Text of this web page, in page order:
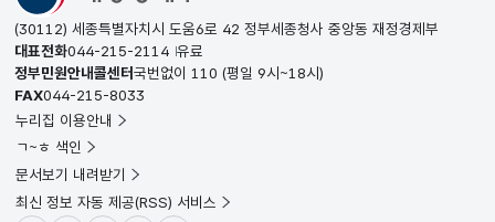
(30112) 세종특별자치시 도움6로 42 정부세종청사 중앙동 재정경제부
대표전화044-215-2114 유료
정부민원안내콜센터국번없이 110 (평일 9시~18시)
FAX044-215-8033
누리집 이용안내
ㄱ~ㅎ 색인
문서보기 내려받기
최신 정보 자동 제공(RSS) 서비스